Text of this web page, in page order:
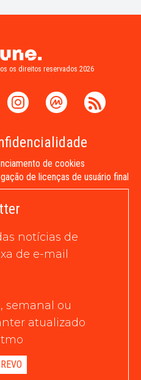
os direitos reservados 2026
de cookies
de licenças de usuário final
notícias de
de e-mail
semanal ou
atualizado